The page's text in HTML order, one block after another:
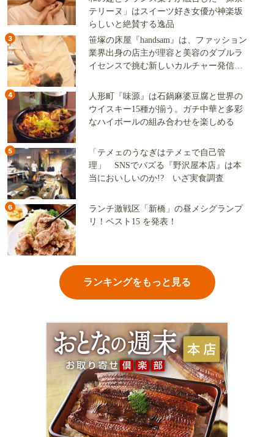
テリーヌ」はスイーツ好き女優が神楽坂
らしいと絶賛する逸品
3
笹塚の床屋『handsam』は、ファッション
業界出身の店主が理容と美容のダブルラ
イセンスで挑む新しいカルチャー発信基
4
人形町『味源』は石鍋麻婆豆腐と世界の
ウイスキー15種が揃う。ガチ中華と多彩
なハイボールの組み合わせを楽しめる
5
「テメェのうなぎはテメェで自己管
理」 SNSでバズる『野沢屋本店』は本
当においしいのか!? いざ実食調査
6
ランチ激戦区「新橋」の昼メシグランプ
リ！ベスト15 を発表！
ランキングをもっと見る